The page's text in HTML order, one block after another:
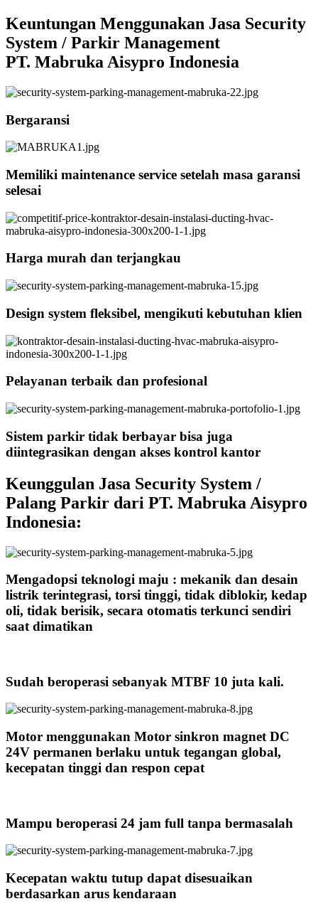
Keuntungan Menggunakan Jasa Security
System / Parkir Management
PT. Mabruka Aisypro Indonesia
Bergaransi
Memiliki maintenance service setelah masa garansi
selesai
Harga murah dan terjangkau
Design system fleksibel, mengikuti kebutuhan klien
Pelayanan terbaik dan profesional
Sistem parkir tidak berbayar bisa juga
diintegrasikan dengan akses kontrol kantor
Keunggulan Jasa Security System /
Palang Parkir dari PT. Mabruka Aisypro
Indonesia:
Mengadopsi teknologi maju : mekanik dan desain
listrik terintegrasi, torsi tinggi, tidak diblokir, kedap
oli, tidak berisik, secara otomatis terkunci sendiri
saat dimatikan
Sudah beroperasi sebanyak MTBF 10 juta kali.
Motor menggunakan Motor sinkron magnet DC
24V permanen berlaku untuk tegangan global,
kecepatan tinggi dan respon cepat
Mampu beroperasi 24 jam full tanpa bermasalah
Kecepatan waktu tutup dapat disesuaikan
berdasarkan arus kendaraan